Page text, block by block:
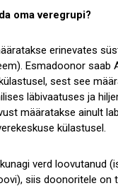
oma veregrupi?
erinevates
Esmadoonor saab
sest see
läbivaatuses ja
määratakse ainult
külastusel.
verd loovutanud
siis doonoritele on